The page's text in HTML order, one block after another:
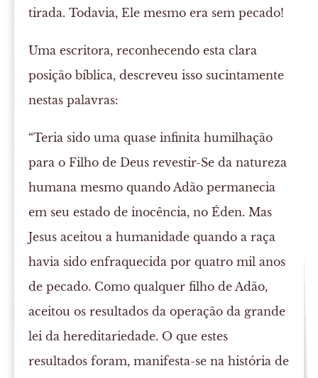
tirada. Todavia, Ele mesmo era sem pecado!
Uma escritora, reconhecendo esta clara
posição bíblica, descreveu isso sucintamente
nestas palavras:
“Teria sido uma quase infinita humilhação
para o Filho de Deus revestir-Se da natureza
humana mesmo quando Adão permanecia
em seu estado de inocência, no Éden. Mas
Jesus aceitou a humanidade quando a raça
havia sido enfraquecida por quatro mil anos
de pecado. Como qualquer filho de Adão,
aceitou os resultados da operação da grande
lei da hereditariedade. O que estes
resultados foram, manifesta-se na história de